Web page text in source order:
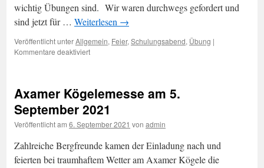
wichtig Übungen sind. Wir waren durchwegs gefordert und
sind jetzt für … Weiterlesen →
Veröffentlicht unterAllgemein, Feier, Schulungsabend, Übung |
Kommentare deaktiviertfür
Axamer Kögelemesse am 5.
September 2021
Veröffentlicht am 6. September 2021 von admin
Zahlreiche Bergfreunde kamen der Einladung nach und
feierten bei traumhaftem Wetter am Axamer Kögele die